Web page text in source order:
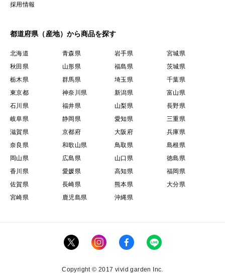
採用情報
都道府県（産地）から商品を探す
北海道 青森県 岩手県
宮城県
秋田県
山形県 福島県
茨城県
栃木県
群馬県 埼玉県
千葉県
東京都
神奈川県 新潟県
富山県
石川県
福井県 山梨県
長野県
岐阜県
静岡県 愛知県
三重県
滋賀県
京都府 大阪府
兵庫県
奈良県
和歌山県 鳥取県
島根県
岡山県
広島県 山口県
徳島県
香川県
愛媛県 高知県
福岡県
佐賀県
長崎県 熊本県
大分県
宮崎県
鹿児島県 沖縄県
Copyright © 2017 vivid garden Inc.